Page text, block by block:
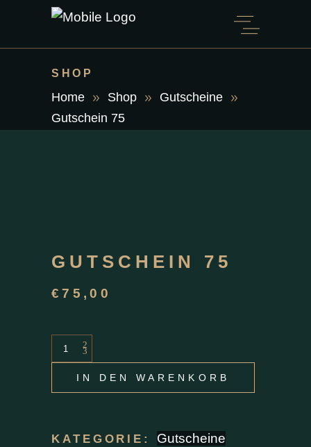
SHOP
Home Shop
Gutscheine
Gutschein 75
GUTSCHEIN 75
€75,00
Gutschein
75
quantityIN DEN WARENKORB
KATEGORIE: Gutscheine